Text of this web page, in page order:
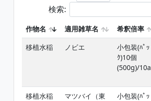
検索:
作物名 適用雑草名 希釈倍率
移植水稲
ノビエ
小包装(ﾊﾟｯ
ｸ)10個
(500g)/10a
移植水稲
マツバイ（東
小包装(ﾊﾟｯ